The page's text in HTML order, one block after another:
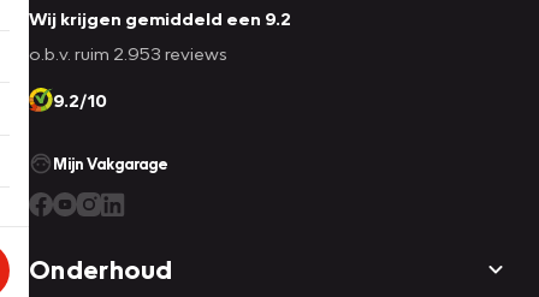
Wij krijgen gemiddeld een 9.2
o.b.v. ruim 2.953 reviews
9.2/10
Mijn Vakgarage
Onderhoud